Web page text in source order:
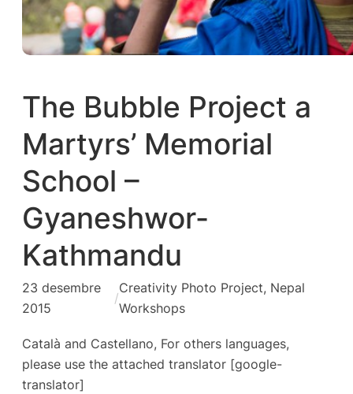
The Bubble Project a
Martyrs’ Memorial
School –
Gyaneshwor-
Kathmandu
23 desembre
2015
/
Creativity Photo Project, Nepal
Workshops
Català and Castellano, For others languages,
please use the attached translator [google-
translator]